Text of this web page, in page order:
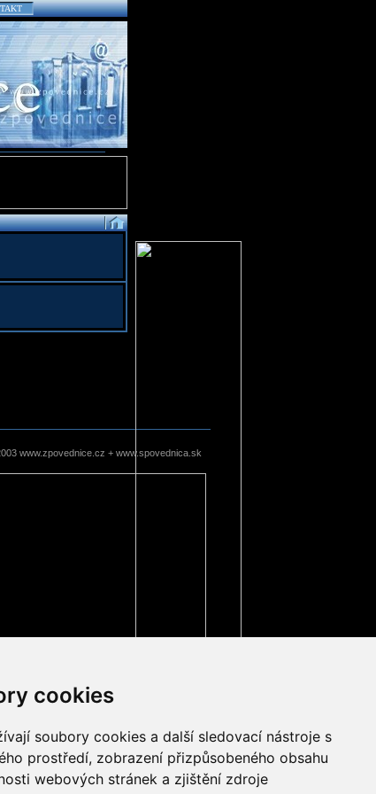
cookies
soubory cookies a další sledovací nástroje s
prostředí, zobrazení přizpůsobeného obsahu
webových stránek a zjištění zdroje
www.zpovednice.cz + www.spovednica.sk